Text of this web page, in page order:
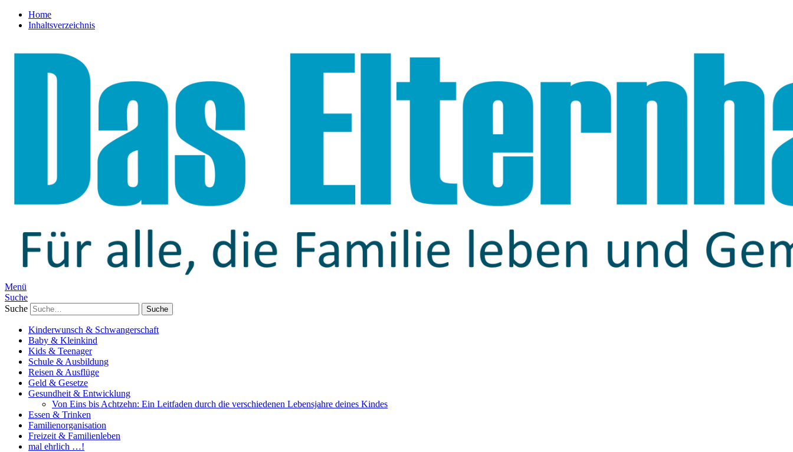
Home
Inhaltsverzeichnis
Menü
Suche
Suche
Kinderwunsch & Schwangerschaft
Baby & Kleinkind
Kids & Teenager
Schule & Ausbildung
Reisen & Ausflüge
Geld & Gesetze
Gesundheit & Entwicklung
Von Eins bis Achtzehn: Ein Leitfaden durch die verschiedenen Lebensjahre deines Kindes
Essen & Trinken
Familienorganisation
Freizeit & Familienleben
mal ehrlich …!